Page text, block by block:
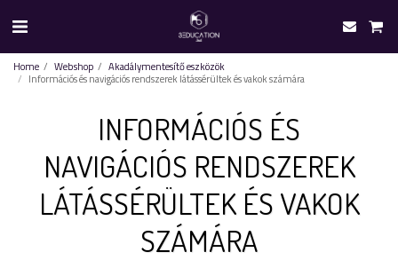
Home Webshop
Akadálymentesítő eszközök
Információs és navigációs rendszerek látássérültek és vakok számára
INFORMÁCIÓS ÉS
NAVIGÁCIÓS RENDSZEREK
LÁTÁSSÉRÜLTEK ÉS VAKOK
SZÁMÁRA